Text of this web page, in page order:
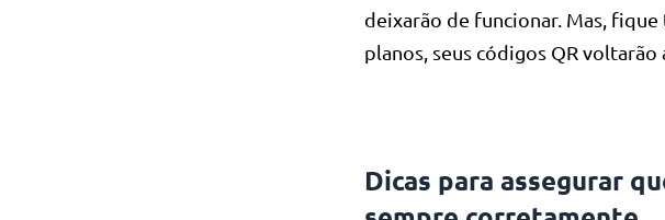
deixarão de funcionar. Mas,
planos, seus códigos QR
Dicas para assegurar